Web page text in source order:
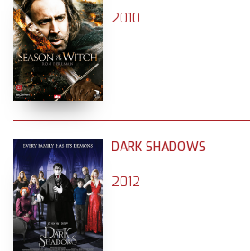
2010
DARK SHADOWS
2012